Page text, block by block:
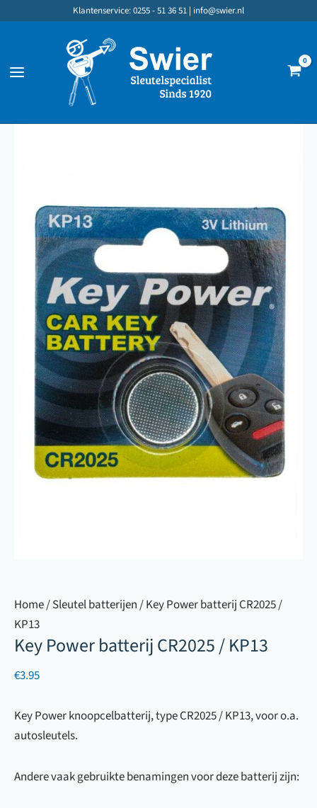
inhoud
Klantenservice: 0255 - 51 36 51 | info@swier.nl
Home/Sleutel batterijen/ Key Power batterij CR2025 /
KP13
Key Power batterij CR2025 / KP13
€3.95
Key Power knoopcelbatterij, type CR2025 / KP13, voor o.a.
autosleutels.
Andere vaak gebruikte benamingen voor deze batterij zijn: